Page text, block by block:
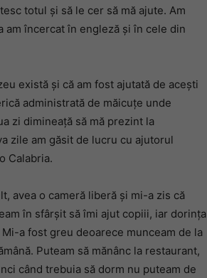
totul și să le cer să mă ajute. Am
încercat în engleză și în cele din
există și că am fost ajutată de acești
administrată de măicuțe unde
zi dimineață să mă prezint la
zile am găsit de lucru cu ajutorul
Calabria.
avea o cameră liberă și mi-a zis că
în sfârșit să îmi ajut copiii, iar dorința
a fost greu deoarece munceam de la
Puteam să mănânc la restaurant,
când trebuia să dorm nu puteam de